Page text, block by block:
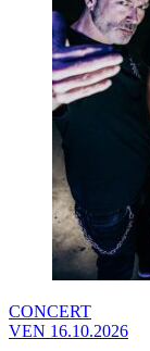
CONCERT
VEN 16.10.2026